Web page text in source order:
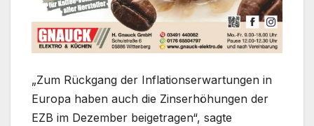
„Zum Rückgang der Inflationserwartungen in
Europa haben auch die Zinserhöhungen der
EZB im Dezember beigetragen“, sagte